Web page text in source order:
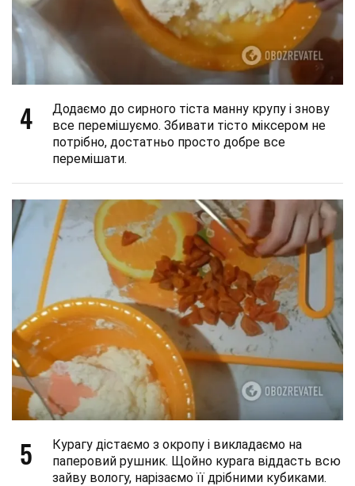
4
Додаємо до сирного тіста манну крупу і знову
все перемішуємо. Збивати тісто міксером не
потрібно, достатньо просто добре все
перемішати.
5
Курагу дістаємо з окропу і викладаємо на
паперовий рушник. Щойно курага віддасть всю
зайву вологу, нарізаємо її дрібними кубиками.